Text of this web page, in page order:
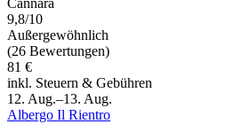
Cannara
9,8/10
Außergewöhnlich
(26 Bewertungen)
81 €
inkl. Steuern & Gebühren
12. Aug.–13. Aug.
Albergo Il Rientro